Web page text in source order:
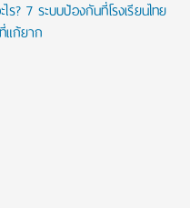
ไร? 7 ระบบป้องกันที่โรงเรียนไทย
แก้ยาก